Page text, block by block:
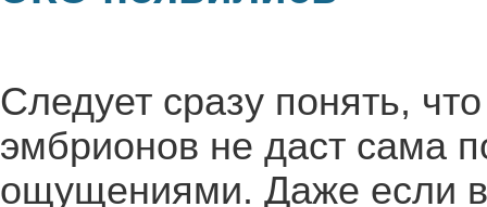
Следует сразу понять,
эмбрионов не даст сама
ощущениями. Даже если